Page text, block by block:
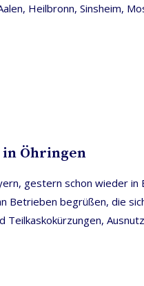
Heilbronn, Sinsheim,
in Öhringen
gestern schon wieder
Betrieben begrüßen, die
Teilkaskokürzungen,